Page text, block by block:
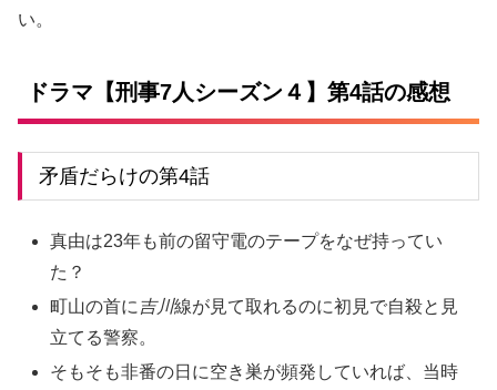
い。
ドラマ【刑事7人シーズン４】第4話の感想
矛盾だらけの第4話
真由は23年も前の留守電のテープをなぜ持ってい
た？
町山の首に 吉川線が見て取れるのに初見で自殺と見
立てる警察。
そもそも非番の日に空き巣が頻発していれば、当時